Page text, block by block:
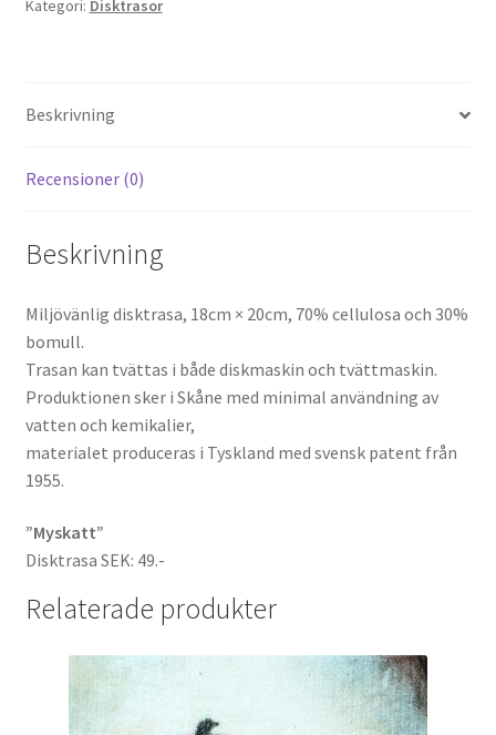
Kategori: Disktrasor
Beskrivning
Recensioner (0)
Beskrivning
Miljövänlig disktrasa, 18cm × 20cm, 70% cellulosa och 30%
bomull.
Trasan kan tvättas i både diskmaskin och tvättmaskin.
Produktionen sker i Skåne med minimal användning av
vatten och kemikalier,
materialet produceras i Tyskland med svensk patent från
1955.
”Myskatt”
Disktrasa SEK: 49.-
Relaterade produkter